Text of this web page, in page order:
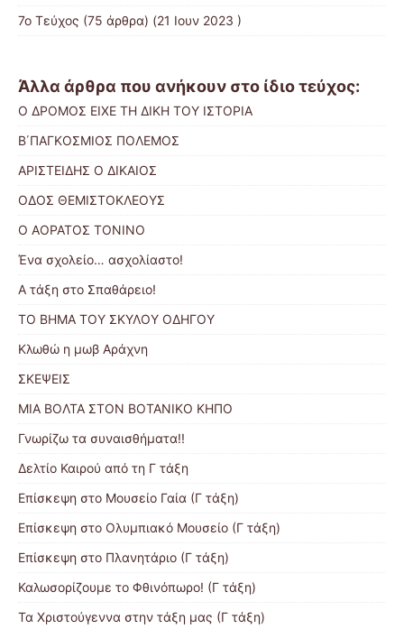
7ο Τεύχος (75 άρθρα) (21 Ιουν 2023 )
Άλλα άρθρα που ανήκουν στο ίδιο τεύχος:
Ο ΔΡΟΜΟΣ ΕΙΧΕ ΤΗ ΔΙΚΗ ΤΟΥ ΙΣΤΟΡΙΑ
Β΄ΠΑΓΚΟΣΜΙΟΣ ΠΟΛΕΜΟΣ
ΑΡΙΣΤΕΙΔΗΣ Ο ΔΙΚΑΙΟΣ
ΟΔΟΣ ΘΕΜΙΣΤΟΚΛΕΟΥΣ
Ο ΑΟΡΑΤΟΣ ΤΟΝΙΝΟ
Ένα σχολείο… ασχολίαστο!
Α τάξη στο Σπαθάρειο!
ΤΟ ΒΗΜΑ ΤΟΥ ΣΚΥΛΟΥ ΟΔΗΓΟΥ
Κλωθώ η μωβ Αράχνη
ΣΚΕΨΕΙΣ
ΜΙΑ ΒΟΛΤΑ ΣΤΟΝ ΒΟΤΑΝΙΚΟ ΚΗΠΟ
Γνωρίζω τα συναισθήματα!!
Δελτίο Καιρού από τη Γ τάξη
Επίσκεψη στο Μουσείο Γαία (Γ τάξη)
Επίσκεψη στο Ολυμπιακό Μουσείο (Γ τάξη)
Επίσκεψη στο Πλανητάριο (Γ τάξη)
Καλωσορίζουμε το Φθινόπωρο! (Γ τάξη)
Τα Χριστούγεννα στην τάξη μας (Γ τάξη)